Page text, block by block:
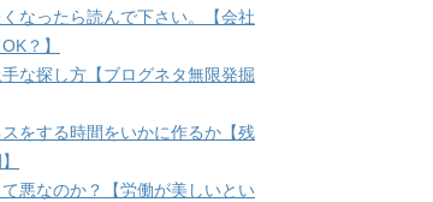
なったら読んで下さい。【会社
？】
な探し方【ブログネタ無限発掘
をする時間をいかに作るか【残
悪なのか？【労働が美しいとい